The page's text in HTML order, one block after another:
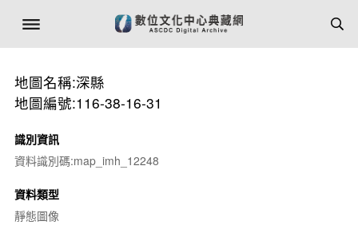
地圖名稱:深縣
地圖編號:116-38-16-31
識別資訊
資料識別碼:map_imh_12248
資料類型
靜態圖像